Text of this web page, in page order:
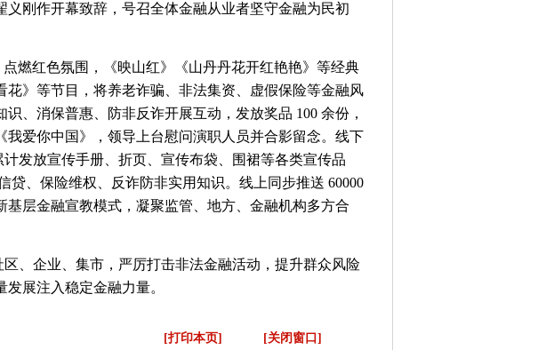
刚作开幕致辞，号召全体金融从业者坚守金融为民初
燃红色氛围，《映山红》《山丹丹花开红艳艳》等经典
》等节目，将养老诈骗、非法集资、虚假保险等金融风
、消保普惠、防非反诈开展互动，发放奖品 100 余份，
爱你中国》，领导上台慰问演职人员并合影留念。线下
发放宣传手册、折页、宣传布袋、围裙等各类宣传品
贷、保险维权、反诈防非实用知识。线上同步推送 60000
层金融宣教模式，凝聚监管、地方、金融机构多方合
、企业、集市，严厉打击非法金融活动，提升群众风险
展注入稳定金融力量。
[打印本页] [关闭窗口]